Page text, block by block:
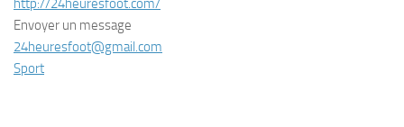
http://24heuresfoot.com/
Envoyer un message
24heuresfoot@gmail.com
Sport